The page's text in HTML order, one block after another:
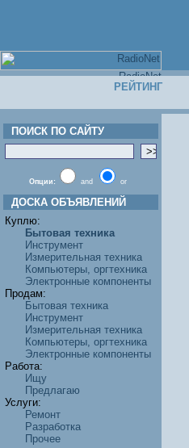
РЕЙТИНГ
ПОИСК ПО САЙТУ
Опции: and or
ДОСКА ОБЪЯВЛЕНИЙ
Куплю:
Бытовая техника
Инструмент
Измерительная техника
Компьютеры, оргтехника
Электронные компоненты
Продам:
Бытовая техника
Инструмент
Измерительная техника
Компьютеры, оргтехника
Электронные компоненты
Работа:
Ищу
Предлагаю
Услуги:
Ремонт
Разработка
Прочее